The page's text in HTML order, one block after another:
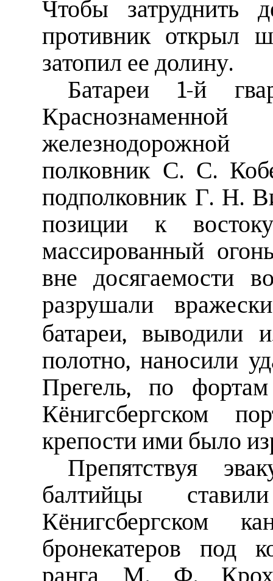
Чтобы затруднить
противник открыл
затопил ее долину.
Батареи 1-й
полковник С. С.
подполковник Г. Н.
позиции к
массированный
вне досягаемости
разрушали
батареи, выводили
полотно, наносили
Прегель, по
Кёнигсбергском
крепости ими было
Препятствуя
балтийцы
Кёнигсбергском
бронекатеров под